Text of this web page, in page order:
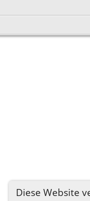
Diese Website